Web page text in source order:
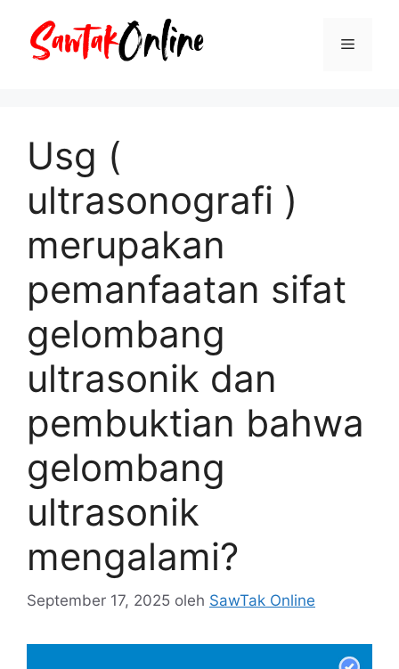
Menu
Usg (
ultrasonografi )
merupakan
pemanfaatan sifat
gelombang
ultrasonik dan
pembuktian bahwa
gelombang
ultrasonik
mengalami?
September 17, 2025 oleh SawTak Online